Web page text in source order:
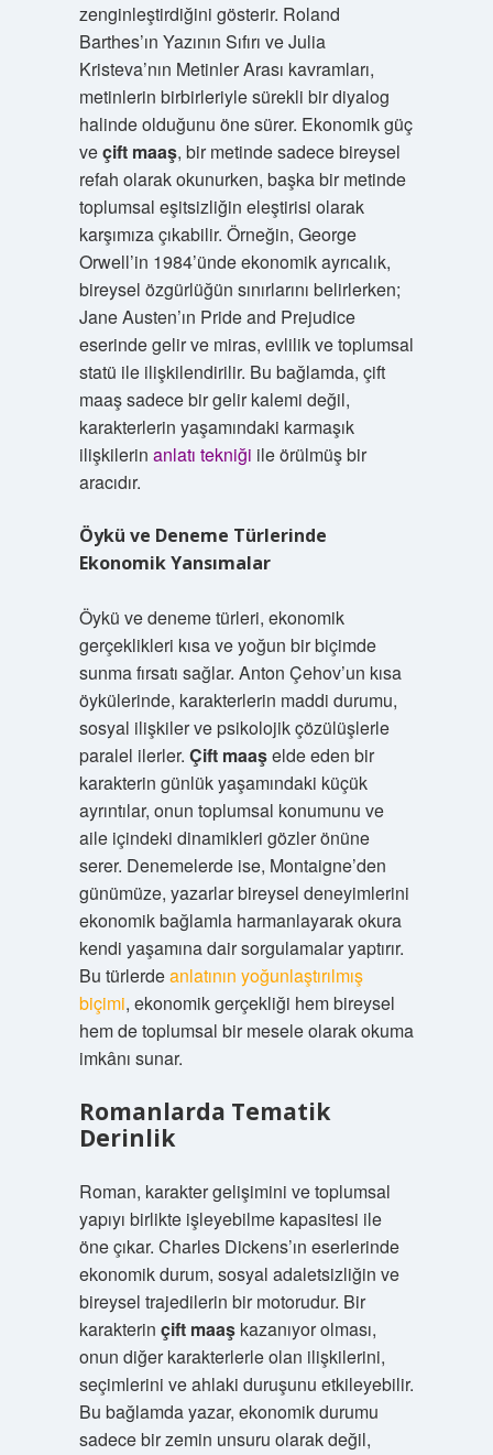
zenginleştirdiğini gösterir. Roland
Barthes’ın Yazının Sıfırı ve Julia
Kristeva’nın Metinler Arası kavramları,
metinlerin birbirleriyle sürekli bir diyalog
halinde olduğunu öne sürer. Ekonomik güç
veçift maaş, bir metinde sadece bireysel
refah olarak okunurken, başka bir metinde
toplumsal eşitsizliğin eleştirisi olarak
karşımıza çıkabilir. Örneğin, George
Orwell’in 1984’ünde ekonomik ayrıcalık,
bireysel özgürlüğün sınırlarını belirlerken;
Jane Austen’ın Pride and Prejudice
eserinde gelir ve miras, evlilik ve toplumsal
statü ile ilişkilendirilir. Bu bağlamda, çift
maaş sadece bir gelir kalemi değil,
karakterlerin yaşamındaki karmaşık
ilişkilerin anlatı tekniği ile örülmüş bir
aracıdır.
Öykü ve Deneme Türlerinde
Ekonomik Yansımalar
Öykü ve deneme türleri, ekonomik
gerçeklikleri kısa ve yoğun bir biçimde
sunma fırsatı sağlar. Anton Çehov’un kısa
öykülerinde, karakterlerin maddi durumu,
sosyal ilişkiler ve psikolojik çözülüşlerle
paralel ilerler. Çift maaşelde eden bir
karakterin günlük yaşamındaki küçük
ayrıntılar, onun toplumsal konumunu ve
aile içindeki dinamikleri gözler önüne
serer. Denemelerde ise, Montaigne’den
günümüze, yazarlar bireysel deneyimlerini
ekonomik bağlamla harmanlayarak okura
kendi yaşamına dair sorgulamalar yaptırır.
Bu türlerdeanlatının yoğunlaştırılmış
biçimi, ekonomik gerçekliği hem bireysel
hem de toplumsal bir mesele olarak okuma
imkânı sunar.
Romanlarda Tematik
Derinlik
Roman, karakter gelişimini ve toplumsal
yapıyı birlikte işleyebilme kapasitesi ile
öne çıkar. Charles Dickens’ın eserlerinde
ekonomik durum, sosyal adaletsizliğin ve
bireysel trajedilerin bir motorudur. Bir
karakterin çift maaşkazanıyor olması,
onun diğer karakterlerle olan ilişkilerini,
seçimlerini ve ahlaki duruşunu etkileyebilir.
Bu bağlamda yazar, ekonomik durumu
sadece bir zemin unsuru olarak değil,